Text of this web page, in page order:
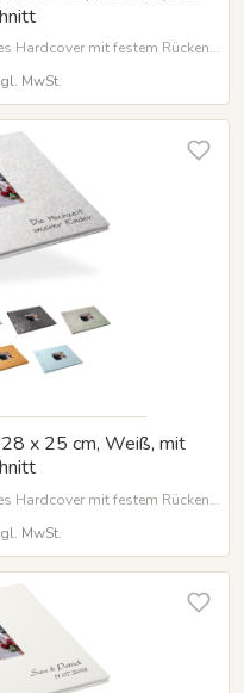
Hardcover mit festem Rücken
MwSt.
x 25 cm, Weiß, mit
Hardcover mit festem Rücken
MwSt.